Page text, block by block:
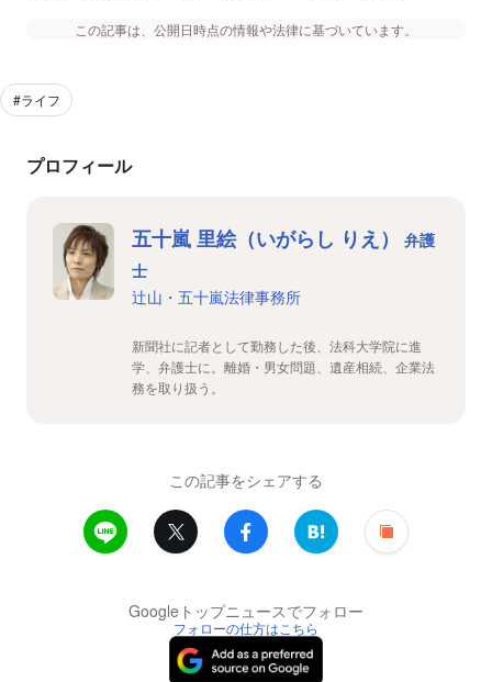
この記事は、公開日時点の情報や法律に基づいています。
#ライフ
プロフィール
五十嵐 里絵（いがらし りえ）
弁護
士
辻山・五十嵐法律事務所
新聞社に記者として勤務した後、法科大学院に進
学、弁護士に。離婚・男女問題、遺産相続、企業法
務を取り扱う。
この記事をシェアする
Googleトップニュースでフォロー
フォローの仕方はこちら